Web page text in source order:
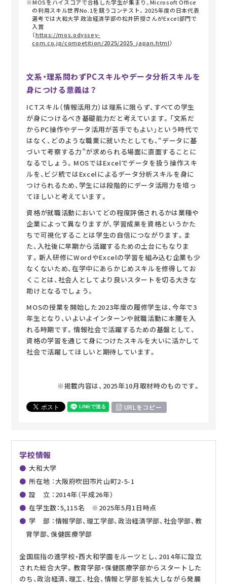
※MOSをハイスコアで合格した学生が集まり、Microsoft Office
の利用スキル世界No.1を競うコンテスト。2025年度の日本代表
選考では大和大学 政治経済学部の松井研授さんがExcel部門で
入賞
（https://mos.odyssey-
com.co.jp/competition/2025/2025_japan.html）
文系・理系問わずPCスキルやデータ分析スキルを
身につける意義は？
ICTスキル（情報活用力）は理系に限らず、すべての学生
が身につけるべき基礎能力だと考えています。「文系だ
からPC操作やデータ活用が苦手でもよい」という時代で
はなく、どのような職業に就いたとしても、“データに基
づいて考察する力”が求められる場面に直面することに
なるでしょう。MOSではExcelでデータを扱う操作スキ
ルを、ビジ統ではExcelによるデータ分析スキルを身に
つけられるため、学生には段階的にデータ活用力を培っ
てほしいと考えています。
資格が就職活動においてどの程度評価されるかは業種や
企業によって異なりますが、学習成果を資格というかた
ちで可視化することは学生の自信につながります。ま
た、入社後に早期から活躍するための土台にもなりま
す。新人研修にWordやExcelの学習を組み込む企業も少
なくないため、在学中にあらかじめスキルを修得してお
くことは、社会人としてより良いスタートを切る大きな
助けとなるでしょう。
MOSの授業を開始した2023年度の履修学生は、今年で3
年生となり、いよいよインターンや就職活動に本腰を入
れる時期です。情報社会で活躍するための基盤として、
資格の学習を通じて身につけたスキルを大いに活かして
社会で活躍してほしいと期待しています。
※掲載内容は、2025年10月取材時のものです。
URLをコピー
学校情報
大和大学
所在地 ：大阪府吹田市片山町2-5-1
設 立 ：2014年（平成26年）
在学生数：5,115名 ※2025年5月1日時点
学 部 ：情報学部、理工学部、政治経済学部、社会学部、教
育学部、保健医療学部
全国屈指の進学校・西大和学園をルーツとし、2014年に設立
された総合大学。教育学部・保健医療学部からスタートした
のち、政治経済、理工、社会、情報と学部を拡大しながら発展